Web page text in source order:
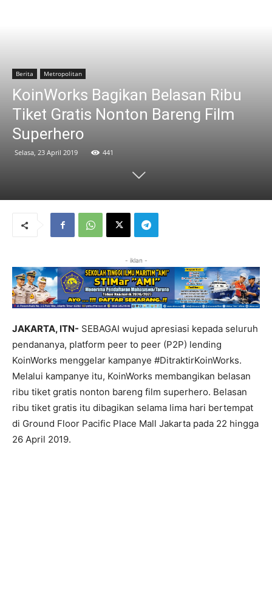
Berita Metropolitan
KoinWorks Bagikan Belasan Ribu
Tiket Gratis Nonton Bareng Film
Superhero
Selasa, 23 April 2019 441
- iklan -
JAKARTA, ITN- SEBAGAI wujud apresiasi kepada seluruh
pendananya, platform peer to peer (P2P) lending
KoinWorks menggelar kampanye #DitraktirKoinWorks.
Melalui kampanye itu, KoinWorks membangikan belasan
ribu tiket gratis nonton bareng film superhero. Belasan
ribu tiket gratis itu dibagikan selama lima hari bertempat
di Ground Floor Pacific Place Mall Jakarta pada 22 hingga
26 April 2019.